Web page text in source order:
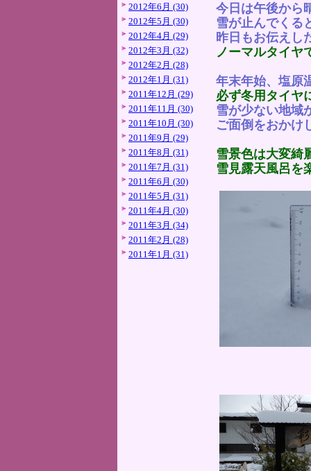
2012年6月 (30)
2012年5月 (30)
2012年4月 (29)
2012年3月 (32)
2012年2月 (28)
2012年1月 (31)
2011年12月 (29)
2011年11月 (30)
2011年10月 (30)
2011年9月 (29)
2011年8月 (31)
2011年7月 (31)
2011年6月 (30)
2011年5月 (31)
2011年4月 (30)
2011年3月 (34)
2011年2月 (28)
2011年1月 (31)
今日は午後から
雪が止んでくる
昨 日もお伝えし
ノーマルタイヤ
年末年始、塩原
必ず冬用タイヤ
雪が少ない地域
ご面倒をおかけ
雪景色は大変綺
雪見露天風呂を